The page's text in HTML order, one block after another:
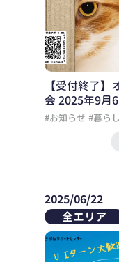
【受付終了
会 2025年9月
#お知らせ #暮らし
2025/06/22
全エリア